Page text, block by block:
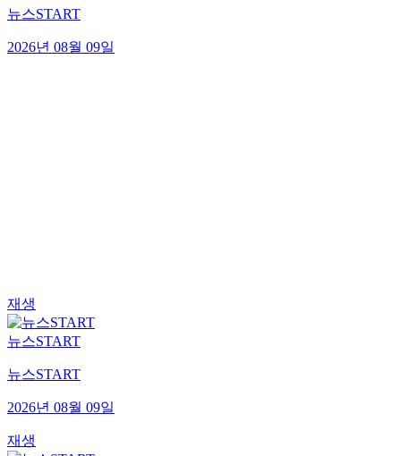
뉴스START
2026년 08월 09일
재생
뉴스START
뉴스START
2026년 08월 09일
재생